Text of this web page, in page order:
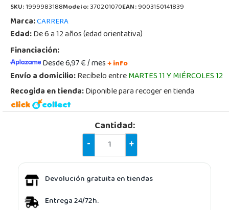
SKU:1999983188Modelo:370201070EAN:9003150141839
Marca:CARRERA
Edad:De 6 a 12 años (edad orientativa)
Financiación:
Desde 6,97 € / mes+ info
Envío a domicilio:Recíbelo entreMARTES 11 Y MIÉRCOLES 12
Recogida en tienda:Diponible para recoger en tienda
Cantidad:
-
+
Devolución gratuita en tiendas
Entrega 24/72h.